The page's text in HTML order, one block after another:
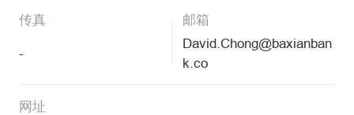
传真
-
邮箱
David.Chong@baxianban
k.co
网址